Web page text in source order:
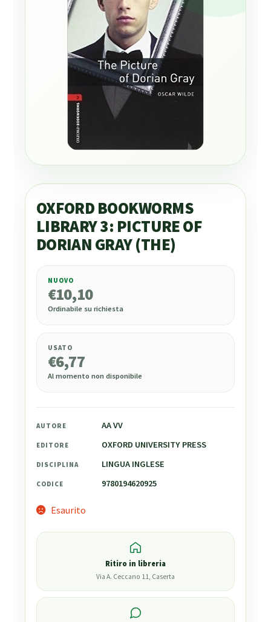
OXFORD BOOKWORMS
LIBRARY 3: PICTURE OF
DORIAN GRAY (THE)
10,10
NUOVO
€10,10
Ordinabile su richiesta
USATO
€6,77
Al momento non disponibile
AUTORE AA VV
EDITORE OXFORD UNIVERSITY PRESS
DISCIPLINA LINGUA INGLESE
CODICE 9780194620925
Esaurito
Ritiro in libreria
Via A. Ceccano 11, Caserta